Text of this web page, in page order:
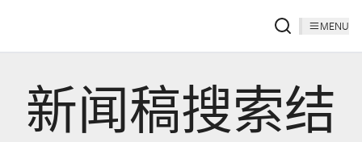
MENU
新闻稿搜索结